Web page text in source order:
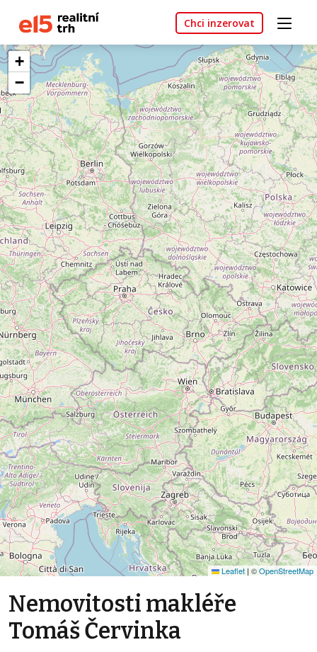
Chci inzerovat
+
−
Leaflet | ©OpenStreetMap
Nemovitosti makléře
Tomáš Červinka